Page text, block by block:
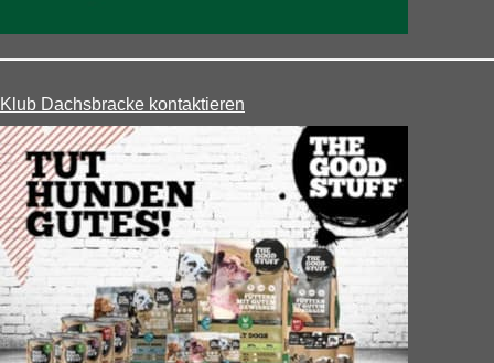
Klub Dachsbracke kontaktieren